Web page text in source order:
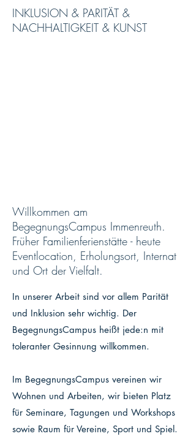
INKLUSION & PARITÄT &
NACHHALTIGKEIT & KUNST
Willkommen am
BegegnungsCampus Immenreuth.
Früher Familienferienstätte - heute
Eventlocation, Erholungsort, Internat
und Ort der Vielfalt.
In unserer Arbeit sind vor allem Parität
und Inklusion sehr wichtig. Der
BegegnungsCampus heißt jede:n mit
toleranter Gesinnung willkommen.
Im BegegnungsCampus vereinen wir
Wohnen und Arbeiten, wir bieten Platz
für Seminare, Tagungen und Workshops
sowie Raum für Vereine, Sport und Spiel.